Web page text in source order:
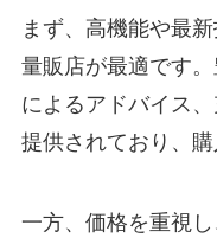
まず、高機能や最
量販店が最適です
によるアドバイス
提供されており、購
一方、価格を重視